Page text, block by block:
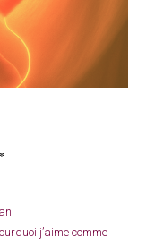
j’aime comme